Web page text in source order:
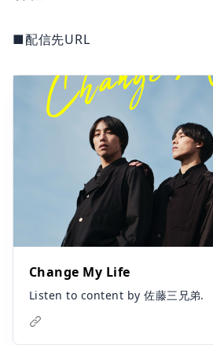
Listen to content by 佐藤三兄弟.